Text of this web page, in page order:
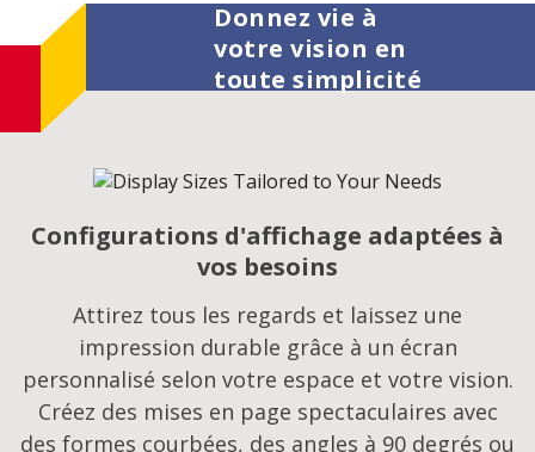
Donnez vie à
votre vision en
toute simplicité
Configurations d'affichage adaptées à
vos besoins​
Attirez tous les regards et laissez une
impression durable grâce à un écran
personnalisé selon votre espace et votre vision.
Créez des mises en page spectaculaires avec
des formes courbées, des angles à 90 degrés ou